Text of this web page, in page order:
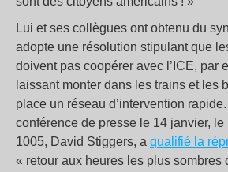
Lui et ses collègues ont obtenu du
adopte une résolution stipulant que
doivent pas coopérer avec l’ICE, par
laissant monter dans les trains et les
place un réseau d’intervention rapide.
conférence de presse le 14 janvier, le
1005, David Stiggers, a qualifié la
« retour aux heures les plus sombres